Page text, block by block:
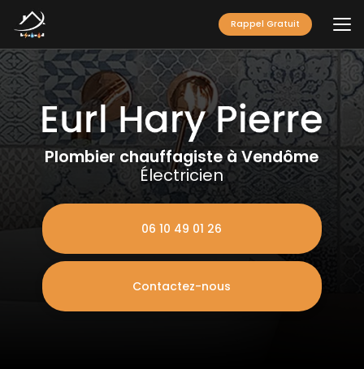
contenu
principal
Rappel Gratuit
Plombier chauffagiste à Vendôme
Électricien
06 10 49 01 26
Contactez-nous